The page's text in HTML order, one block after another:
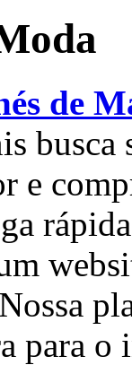
de
busca
e
para o